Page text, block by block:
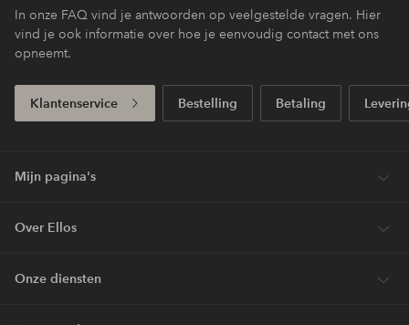
In onze FAQ vind je antwoorden op veelgestelde vragen. Hier
vind je ook informatie over hoe je eenvoudig contact met ons
opneemt.
Klantenservice Bestelling Betaling
Mijn pagina's
Over Ellos
Onze diensten